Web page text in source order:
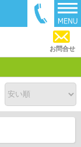
お問合せ